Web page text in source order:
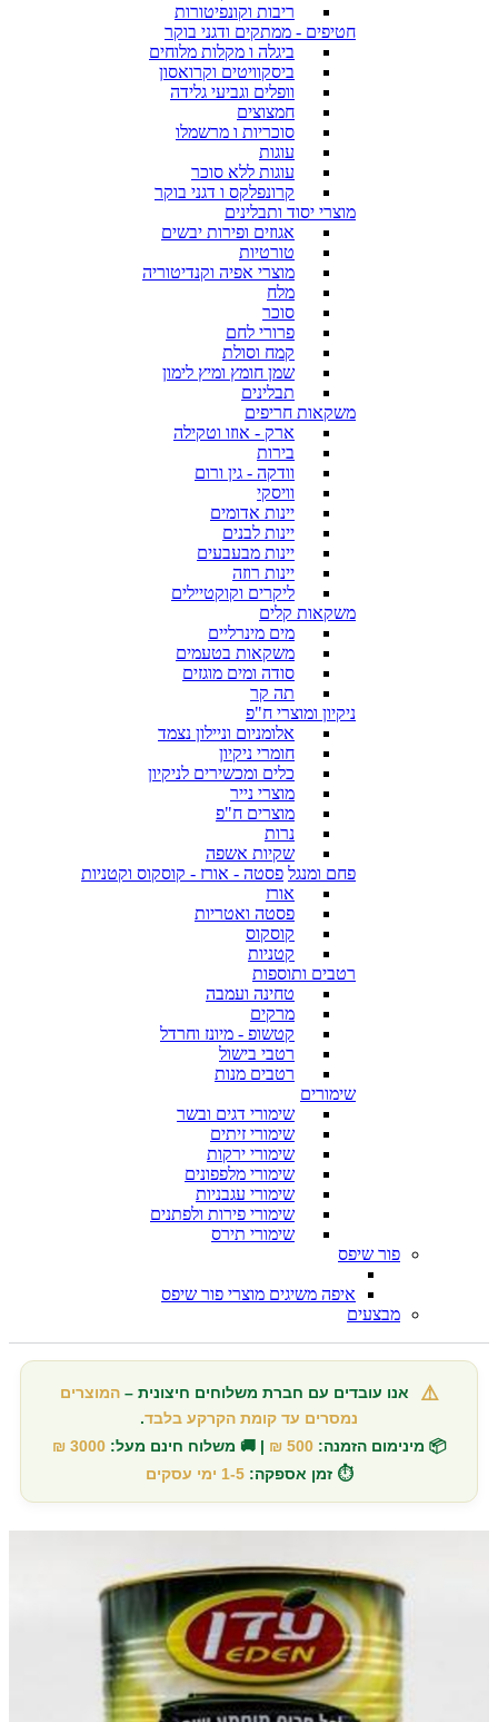
ריבות וקונפיטורות
חטיפים - ממתקים ודגני בוקר
ביגלה ו מקלות מלוחים
ביסקוויטים וקרואסון
וופלים וגביעי גלידה
חמצוצים
סוכריות ו מרשמלו
עוגות
עוגות ללא סוכר
קרונפלקס ו דגני בוקר
מוצרי יסוד ותבלינים
אגוזים ופירות יבשים
טורטיות
מוצרי אפיה וקנדיטוריה
מלח
סוכר
פרורי לחם
קמח וסולת
שמן חומץ ומיץ לימון
תבלינים
משקאות חריפים
ארק - אוזו וטקילה
בירות
וודקה - גין ורום
וויסקי
יינות אדומים
יינות לבנים
יינות מבעבעים
יינות רוזה
ליקרים וקוקטיילים
משקאות קלים
מים מינרליים
משקאות בטעמים
סודה ומים מוגזים
תה קר
ניקיון ומוצרי ח"פ
אלומניום וניילון נצמד
חומרי ניקיון
כלים ומכשירים לניקיון
מוצרי נייר
מוצרים ח"פ
נרות
שקיות אשפה
פחם ומנגל פסטה - אורז - קוסקוס וקטניות
אורז
פסטה ואטריות
קוסקוס
קטניות
רטבים ותוספות
טחינה ועמבה
מרקים
קטשופ - מיונז וחרדל
רטבי בישול
רטבים מנות
שימורים
שימורי דגים ובשר
שימורי זיתים
שימורי ירקות
שימורי מלפפונים
שימורי עגבניות
שימורי פירות ולפתנים
שימורי תירס
פור שיפס
איפה משיגים מוצרי פור שיפס
מבצעים
⚠️ אנו עובדים עם חברת משלוחים חיצונית –המוצרים
נמסרים עד קומת הקרקע בלבד.
📦 מינימום הזמנה: 500 ₪ | 🚚 משלוח חינם מעל: 3000 ₪
⏱️ זמן אספקה: 1-5 ימי עסקים